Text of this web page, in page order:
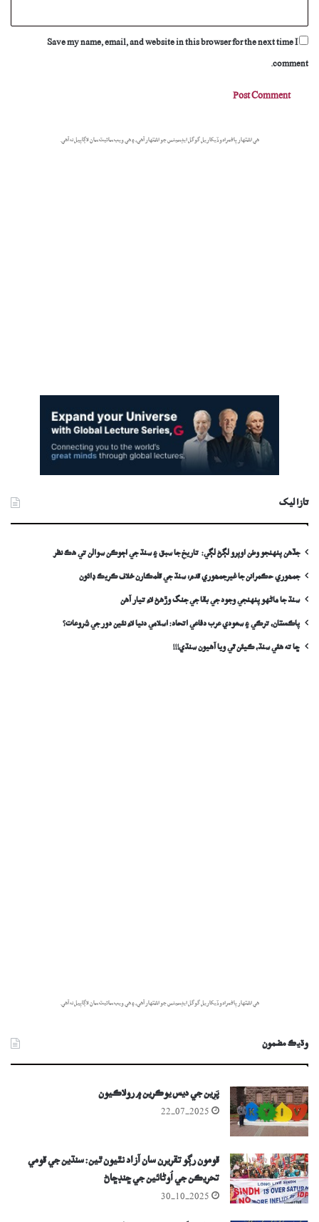
Save my name, email, and website in this browser for the next time I
comment.
هي اشتهار پاڻمرادو ڏيکاريل گوگل ايڊسينس جو اشتهار آهي، ۽ هي ويب سائيٽ سان لاڳاپيل نه آهي.
تازا ليک
جڏهن پنهنجو وطن اوپرو لڳڻ لڳي: تاريخ جا سبق ۽ سنڌ جي اڄوڪن سوالن تي هڪ نظر
جمھوري حڪمرانن جا غيرجمھوري قدم؛ سنڌ جي قلمڪارن خلاف ڪريڪ ڊائون
سنڌ جا ماڻهو پنهنجي وجود جي بقا جي جنگ وڙهڻ لاءِ تيار آهن
پاڪستان، ترڪي ۽ سعودي عرب دفاعي اتحاد: اسلامي دنيا لاءِ نئين دور جي شروعات؟
ڇا ته هئي سنڌ، ڪيئن ٿي ويا آهيون سنڌي!!!
هي اشتهار پاڻمرادو ڏيکاريل گوگل ايڊسينس جو اشتهار آهي، ۽ هي ويب سائيٽ سان لاڳاپيل نه آهي.
وڌيڪ مضمون
پَرِين جي ديس يوڪرين ۾ رولاڪيون
22-07-2025
قومون رڳو تقريرن سان آزاد نٿيون ٿين: سنڌين جي قومي
تحريڪن جي اُوڻائين جي ڇنڊڇاڻ
30-10-2025